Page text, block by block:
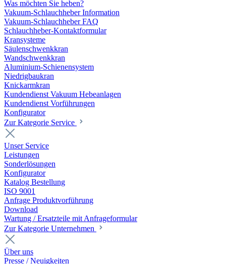
Was möchten Sie heben?
Vakuum-Schlauchheber Information
Vakuum-Schlauchheber FAQ
Schlauchheber-Kontaktformular
Kransysteme
Säulenschwenkkran
Wandschwenkkran
Aluminium-Schienensystem
Niedrigbaukran
Knickarmkran
Kundendienst Vakuum Hebeanlagen
Kundendienst Vorführungen
Konfigurator
Zur Kategorie Service
Unser Service
Leistungen
Sonderlösungen
Konfigurator
Katalog Bestellung
ISO 9001
Anfrage Produktvorführung
Download
Wartung / Ersatzteile mit Anfrageformular
Zur Kategorie Unternehmen
Über uns
Presse / Neuigkeiten